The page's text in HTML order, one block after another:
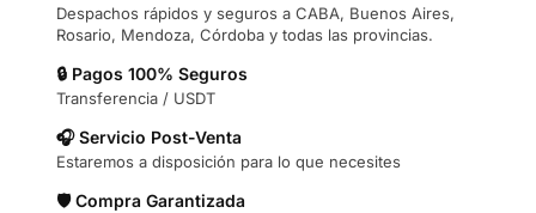
Despachos rápidos y seguros a CABA, Buenos Aires,
Rosario, Mendoza, Córdoba y todas las provincias.
🔒 Pagos 100% Seguros
Transferencia / USDT
🎧 Servicio Post-Venta
Estaremos a disposición para lo que necesites
🛡️ Compra Garantizada